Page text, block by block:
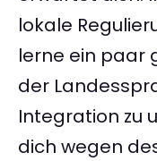
lokale
lerne ein paar
der
Integration zu
dich wegen